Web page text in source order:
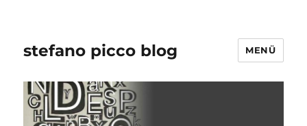
stefano picco blog MENÜ